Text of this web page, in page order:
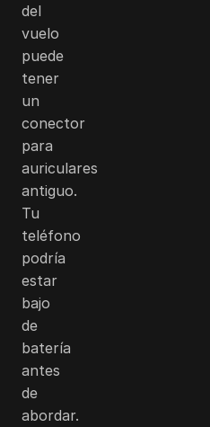
del
vuelo
puede
tener
un
conector
para
auriculares
antiguo.
Tu
teléfono
podría
estar
bajo
de
batería
antes
de
abordar.